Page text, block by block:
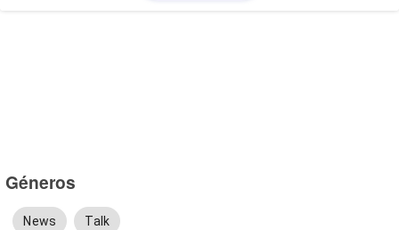
Géneros
News Talk